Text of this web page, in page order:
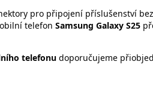
pro připojení příslušenství
telefon Samsung Galaxy S25
telefonu doporučujeme